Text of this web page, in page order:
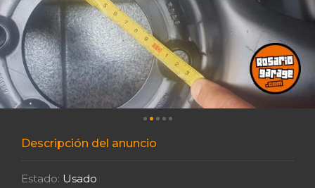
Descripción del anuncio
Estado: Usado